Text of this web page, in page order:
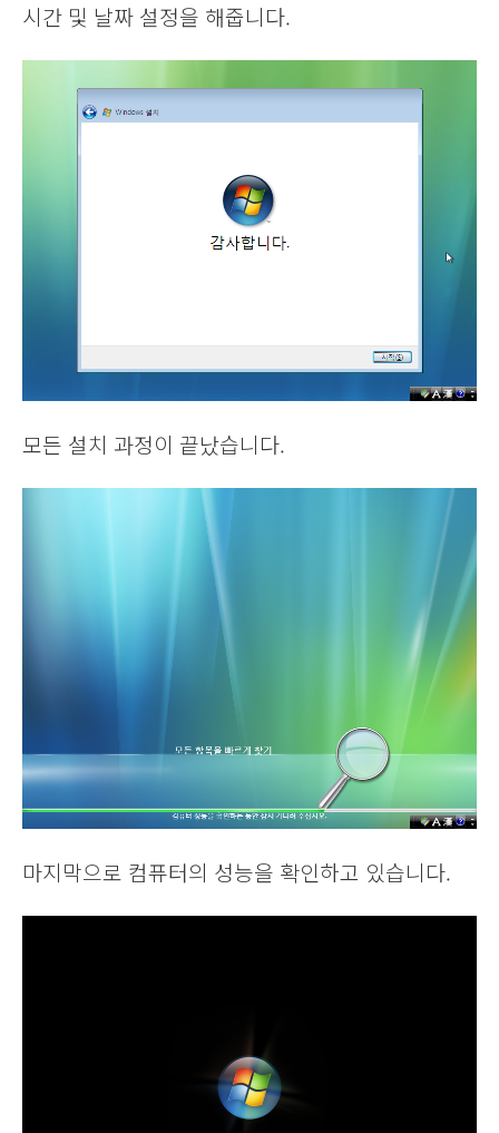
시간 및 날짜 설정을 해줍니다.
모든 설치 과정이 끝났습니다.
마지막으로 컴퓨터의 성능을 확인하고 있습니다.